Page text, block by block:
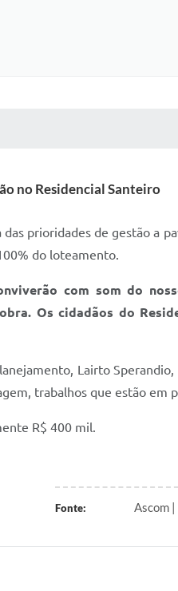
no Residencial Santeiro
prioridades de gestão a
do loteamento.
com som do
Os cidadãos do
Lairto
trabalhos que estão em
R$ 400 mil.
Fonte: Ascom